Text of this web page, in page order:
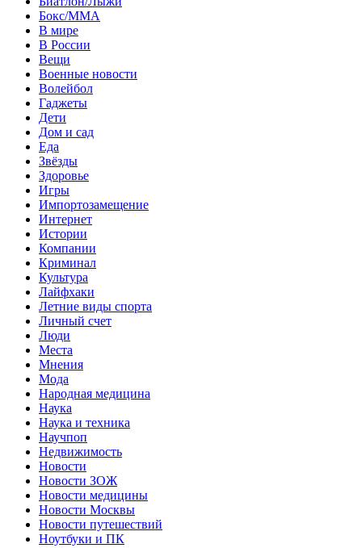
Бокс/MMA
В мире
В России
Вещи
Военные новости
Волейбол
Гаджеты
Дети
Дом и сад
Еда
Звёзды
Здоровье
Игры
Импортозамещение
Интернет
Истории
Компании
Криминал
Культура
Лайфхаки
Летние виды спорта
Личный счет
Люди
Места
Мнения
Мода
Народная медицина
Наука
Наука и техника
Научпоп
Недвижимость
Новости
Новости ЗОЖ
Новости медицины
Новости Москвы
Новости путешествий
Ноутбуки и ПК